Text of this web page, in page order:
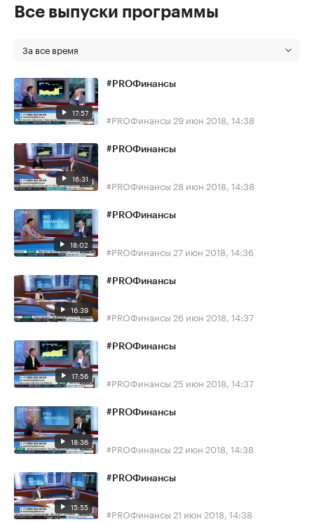
Все выпуски программы
За все время
17:57
#PROФинансы
#PROФинансы 29 июн 2018, 14:38
16:31
#PROФинансы
#PROФинансы 28 июн 2018, 14:38
18:02
#PROФинансы
#PROФинансы 27 июн 2018, 14:36
16:39
#PROФинансы
#PROФинансы 26 июн 2018, 14:37
17:56
#PROФинансы
#PROФинансы 25 июн 2018, 14:37
18:36
#PROФинансы
#PROФинансы 22 июн 2018, 14:38
15:55
#PROФинансы
#PROФинансы 21 июн 2018, 14:38